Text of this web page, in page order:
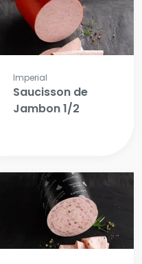
Imperial
Saucisson de
Jambon 1/2